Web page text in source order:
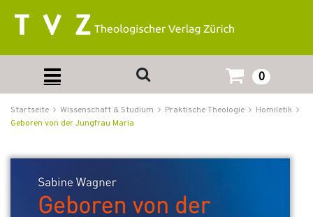
0
Startseite Wissenschaft & Studium Praktische Theologie
Homiletik
Geboren von der Jungfrau Maria